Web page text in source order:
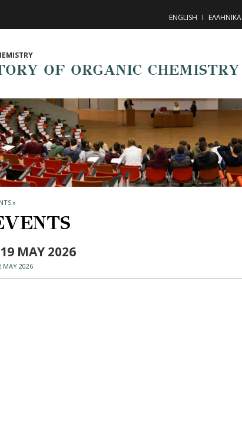
ENGLISH ΕΛΛΗΝΙΚΑ
OF ORGANIC CHEMISTRY
»
MAY 2026
MAY 2026